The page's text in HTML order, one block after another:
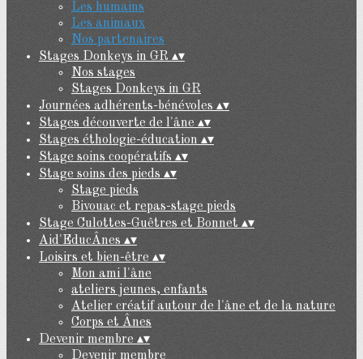
Les humains
Les animaux
Nos partenaires
Stages Donkeys in GR ▴▾
Nos stages
Stages Donkeys in GR
Journées adhérents-bénévoles ▴▾
Stages découverte de l'âne ▴▾
Stages éthologie-éducation ▴▾
Stage soins coopératifs ▴▾
Stage soins des pieds ▴▾
Stage pieds
Bivouac et repas-stage pieds
Stage Culottes-Guêtres et Bonnet ▴▾
Aid'EducÂnes ▴▾
Loisirs et bien-être ▴▾
Mon ami l'âne
ateliers jeunes, enfants
Atelier créatif autour de l'âne et de la nature
Corps et Ânes
Devenir membre ▴▾
Devenir membre